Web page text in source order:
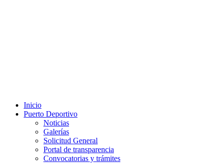
Inicio
Puerto Deportivo
Noticias
Galerías
Solicitud General
Portal de transparencia
Convocatorias y trámites